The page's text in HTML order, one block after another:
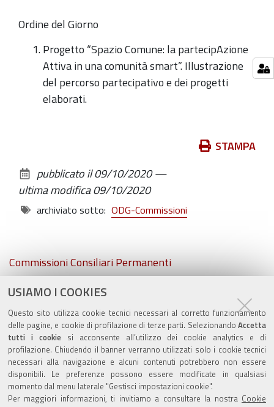
USIAMO I COOKIES
Questo sito utilizza cookie tecnici necessari al corretto funzionamento
delle pagine, e cookie di profilazione di terze parti. Selezionando Accetta
tutti i cookiesi acconsente all’utilizzo dei cookie analytics e di
profilazione. Chiudendo il banner verranno utilizzati solo i cookie tecnici
necessari alla navigazione e alcuni contenuti potrebbero non essere
disponibili. Le preferenze possono essere modificate in qualsiasi
momento dal menu laterale "Gestisci impostazioni cookie".
Per maggiori informazioni, ti invitiamo a consultare la nostra Cookie
Ordine del Giorno
Progetto “Spazio Comune: la partecipAzione
Attiva in una comunità smart”. Illustrazione
del percorso partecipativo e dei progetti
elaborati.
documento
STAMPA
pubblicato il09/10/2020—
ultima modifica09/10/2020
archiviato sotto: ODG-Commissioni
Navigazione
Commissioni Consiliari Permanenti
Commissione Elettorale comunale
Lavori delle Commissioni
Valuta questo sito